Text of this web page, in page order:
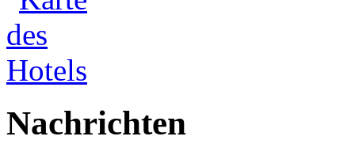
Nachrichten